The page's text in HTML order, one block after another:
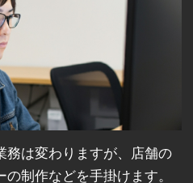
務は変わりますが、店舗の
制作などを手掛けます。